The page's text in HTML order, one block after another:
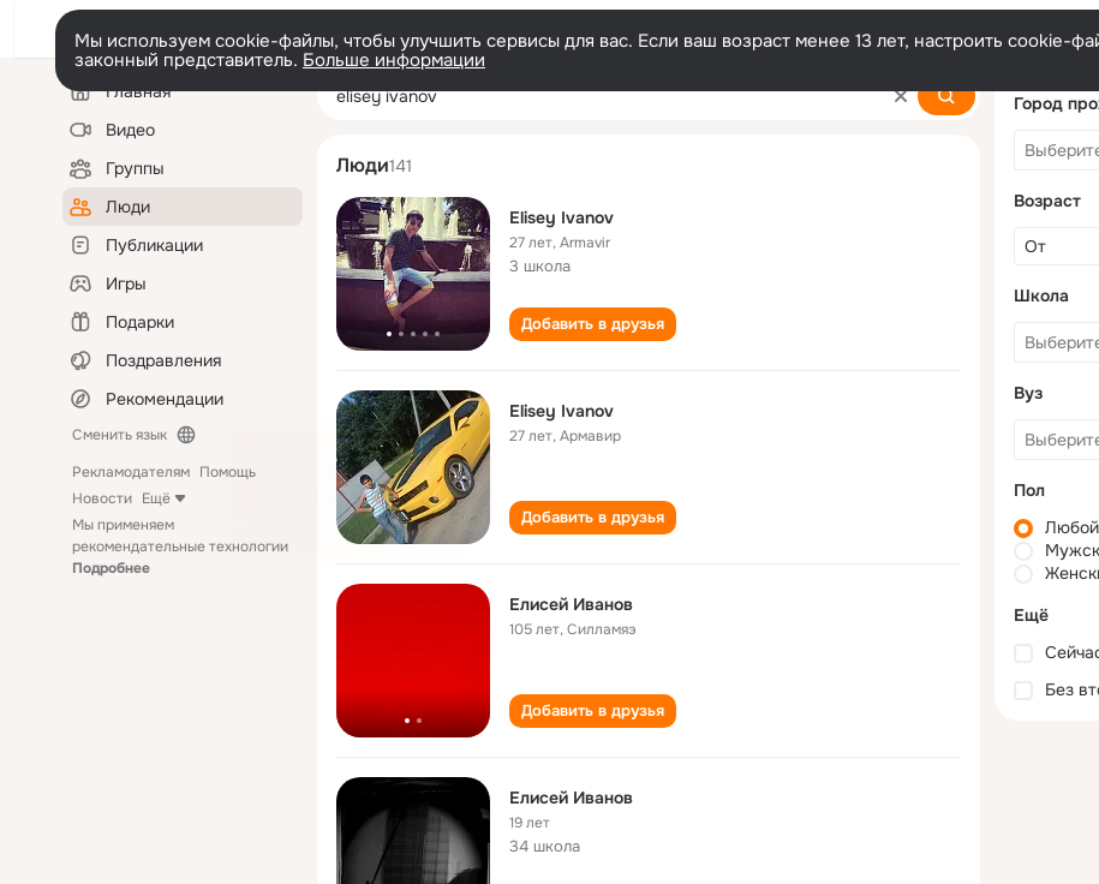
Мы используем cookie-файлы, чтобы улучшить сервисы для вас. Если ваш возраст менее 13 лет, настроить cookie-
законный представитель. Больше информации
Левая
колонкаГлавная
Видео
Группы
Люди
Публикации
Игры
Подарки
Поздравления
Рекомендации
Сменить язык
Рекламодателям Помощь
Новости Ещё
Мы применяем
рекомендательные технологии
Подробнее
elisey ivanov
Люди141
Elisey Ivanov
27 лет,Armavir
3 школа
Добавить в друзья
Elisey Ivanov
27 лет,Армавир
Добавить в друзья
Елисей Иванов
105 лет,Силламяэ
Добавить в друзья
Елисей Иванов
19 лет
34 школа
Город
Возраст
Школа
Вуз
Пол
Любой
Ещё
Без